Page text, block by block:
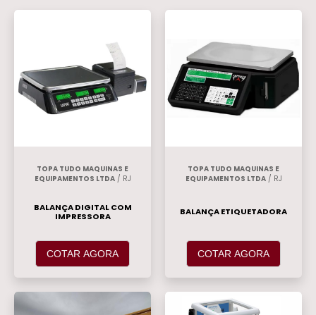
Balanca Digital 150 kg
Balanca
Analógicas.
TOPA TUDO MAQUINAS E
EQUIPAMENTOS LTDA/ RJ
BALANÇA DIGITAL COM
IMPRESSORA
COTAR AGORA
TOPA TUDO MAQUINAS E
EQUIPAMENTOS LTDA/ RJ
BALANÇA ETIQUETADORA
COTAR AGORA